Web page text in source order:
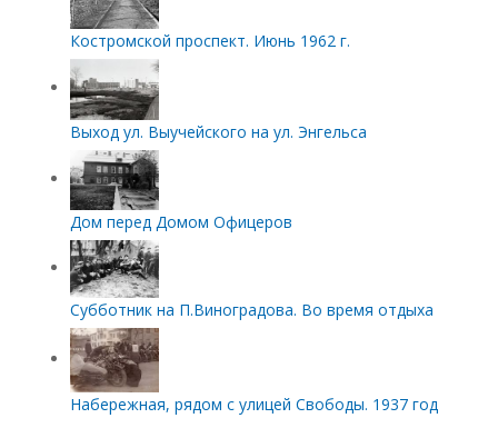
Костромской проспект. Июнь 1962 г.
Выход ул. Выучейского на ул. Энгельса
Дом перед Домом Офицеров
Субботник на П.Виноградова. Во время отдыха
Набережная, рядом с улицей Свободы. 1937 год